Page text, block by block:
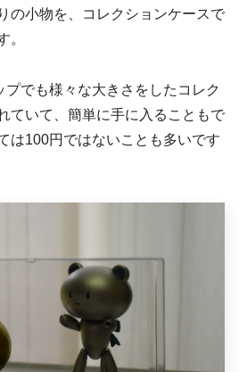
の小物を、コレクションケースで
。
でも様々な大きさをしたコレク
ていて、簡単に手に入ることもで
は100円ではないことも多いです